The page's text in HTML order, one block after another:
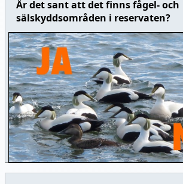
Är det sant att det finns fågel- och
sälskyddsområden i reservaten?